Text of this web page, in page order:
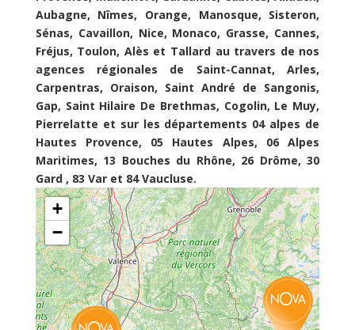
Aubagne, Nîmes, Orange, Manosque, Sisteron,
Sénas, Cavaillon, Nice, Monaco, Grasse, Cannes,
Fréjus, Toulon, Alès et Tallard au travers de nos
agences régionales de Saint-Cannat, Arles,
Carpentras, Oraison, Saint André de Sangonis,
Gap, Saint Hilaire De Brethmas, Cogolin, Le Muy,
Pierrelatte et sur les départements 04 alpes de
Hautes Provence, 05 Hautes Alpes, 06 Alpes
Maritimes, 13 Bouches du Rhône, 26 Drôme, 30
Gard , 83 Var et 84 Vaucluse.
+
−